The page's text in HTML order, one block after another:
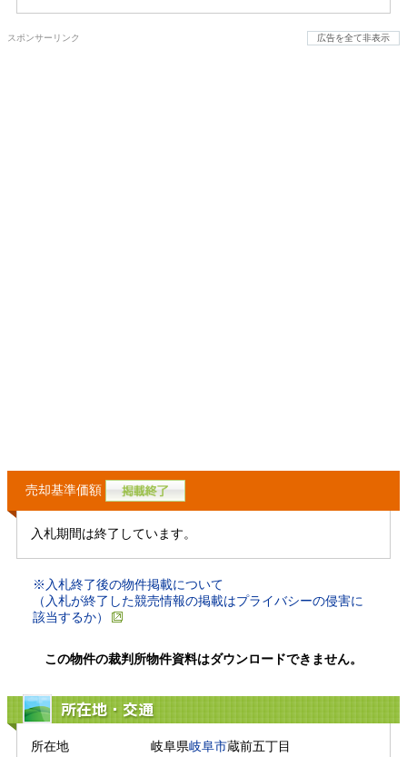
スポンサーリンク 広告を全て非表示
売却基準価額
入札期間は終了しています。
※入札終了後の物件掲載について
（入札が終了した競売情報の掲載はプライバシーの侵害に
該当するか）
この物件の裁判所物件資料はダウンロードできません。
所在地・交通
所在地 岐阜県岐阜市蔵前五丁目